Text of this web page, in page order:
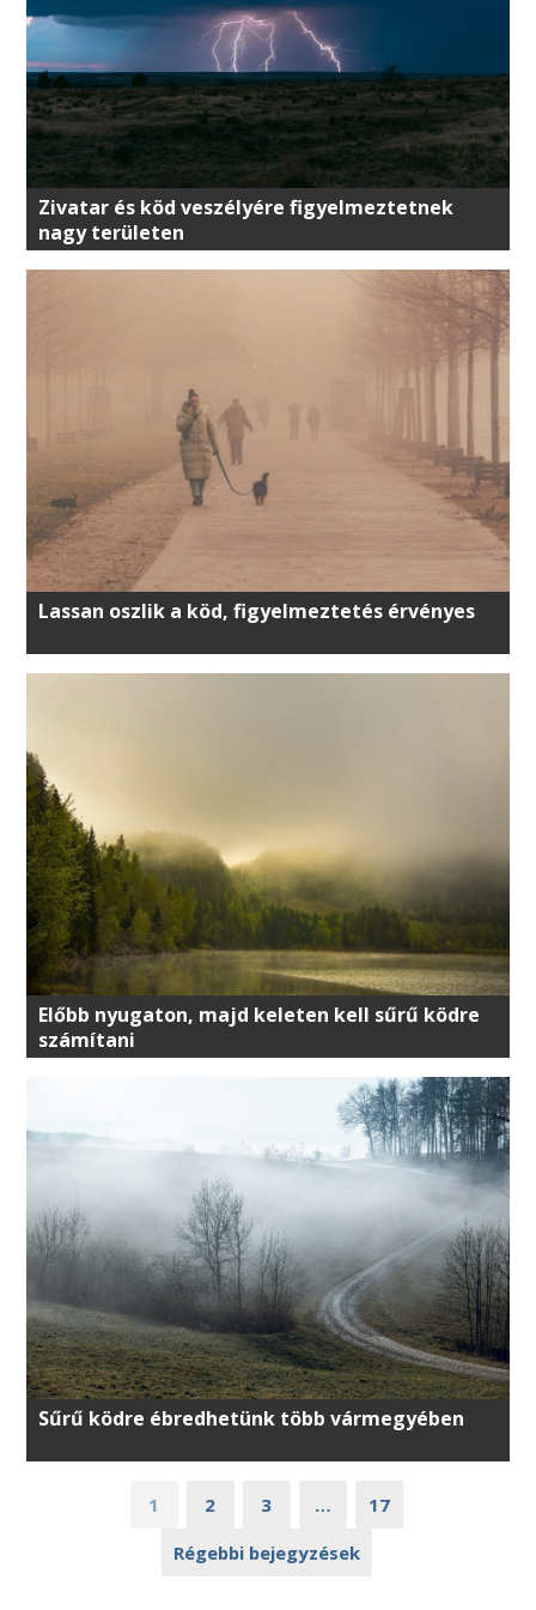
Zivatar és köd veszélyére figyelmeztetnek
nagy területen
Lassan oszlik a köd, figyelmeztetés érvényes
Előbb nyugaton, majd keleten kell sűrű ködre
számítani
Sűrű ködre ébredhetünk több vármegyében
1 2 3 …
17
Régebbi bejegyzések